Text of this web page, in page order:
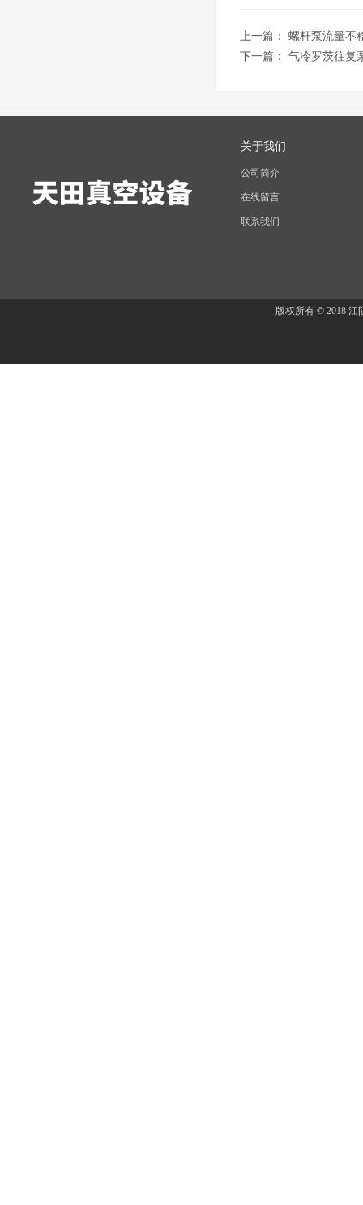
上一篇： 螺杆泵流量不
下一篇： 气冷罗茨往复
关于我们
公司简介
在线留言
联系我们
版权所有 © 2018